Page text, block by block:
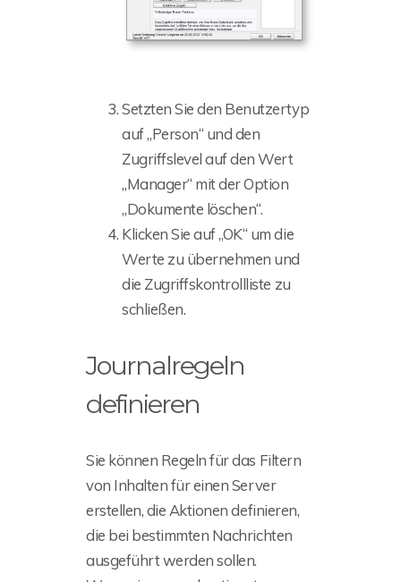
Setzten Sie den Benutzertyp
auf „Person“ und den
Zugriffslevel auf den Wert
„Manager“ mit der Option
„Dokumente löschen“.
Klicken Sie auf „OK“ um die
Werte zu übernehmen und
die Zugriffskontrollliste zu
schließen.
Journalregeln
definieren
Sie können Regeln für das Filtern
von Inhalten für einen Server
erstellen, die Aktionen definieren,
die bei bestimmten Nachrichten
ausgeführt werden sollen.